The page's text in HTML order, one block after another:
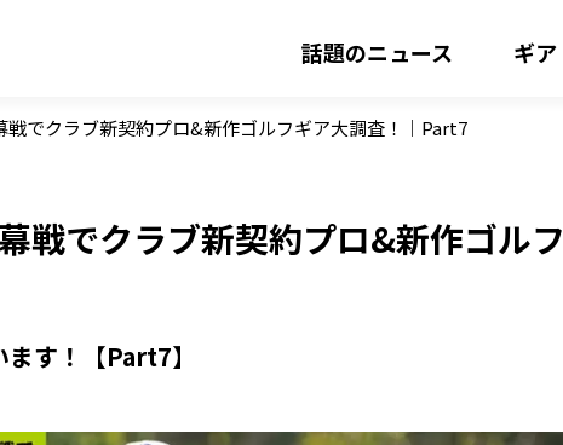
話題のニュース ギア
戦でクラブ新契約プロ&新作ゴルフギア大調査！｜Part7
戦でクラブ新契約プロ&新作ゴルフ
す！【Part7】